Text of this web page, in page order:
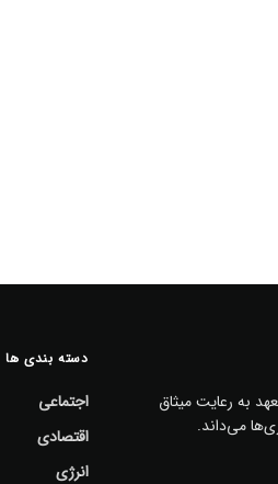
به رعایت میثاق
می‌داند.
دسته بندی ها
اجتماعی
اقتصادی
انرژی